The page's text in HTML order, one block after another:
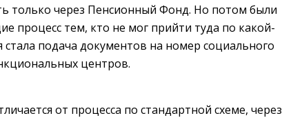
только через Пенсионный Фонд. Но потом были
процесс тем, кто не мог прийти туда по какой-
подача документов на номер социального
центров.
от процесса по стандартной схеме, через